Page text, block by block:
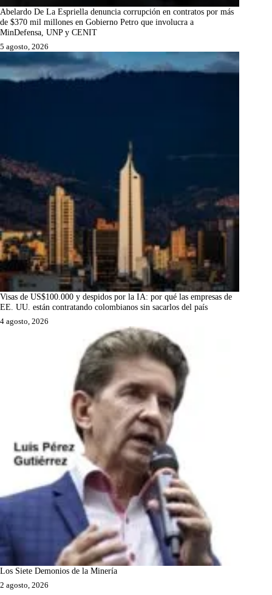
Abelardo De La Espriella denuncia corrupción en contratos por más
de $370 mil millones en Gobierno Petro que involucra a
MinDefensa, UNP y CENIT
5 agosto, 2026
Visas de US$100.000 y despidos por la IA: por qué las empresas de
EE. UU. están contratando colombianos sin sacarlos del país
4 agosto, 2026
Los Siete Demonios de la Minería
2 agosto, 2026